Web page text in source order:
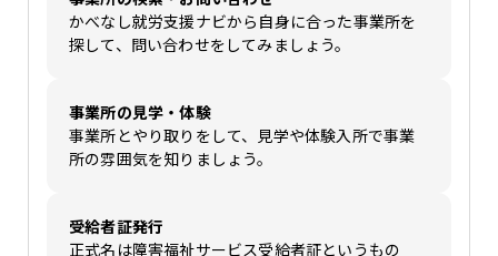
かべなし就労支援ナビから自身に合った事業所を
探して、問い合わせをしてみましょう。
事業所の見学・体験
事業所とやり取りをして、見学や体験入所で事業
所の雰囲気を知りましょう。
受給者証発行
正式名は障害福祉サービス受給者証というもの